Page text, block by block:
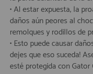
• Al estar expuesta, la
daños aún peores al
remolques y rodillos de
• Esto puede causar
dejes que eso suceda!
esté protegida con Gator